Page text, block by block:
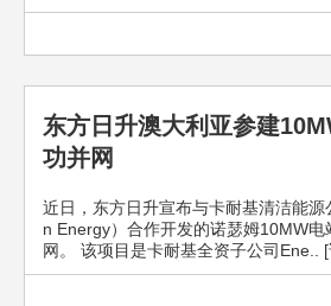
东方日升澳大利亚参建
功并网
近日，东方日升宣布与卡耐基清洁能
n Energy）合作开发的诺瑟姆10MW电
网。 该项目是卡耐基全资子公司Ene..